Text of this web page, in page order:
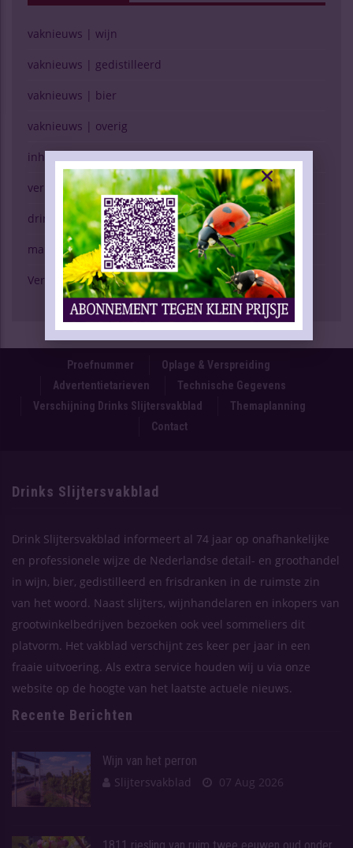
vaknieuws | wijn
vaknieuws | gedistilleerd
vaknieuws | bier
vaknieuws | overig
inhoud vakblad
verkopen (g)een kunst
drinken & gezondheid
marktspiegel
Verschijning Drinks Slijtersvakblad
Proefnummer
Oplage & Verspreiding
Advertentietarieven
Technische Gegevens
Verschijning Drinks Slijtersvakblad
Themaplanning
Contact
Drinks Slijtersvakblad
Drink Slijtersvakblad informeert al 74 jaar op onafhankelijke
en professionele wijze de Nederlandse detail- en groothandel
in wijn, bier, gedistilleerd en frisdranken in de ruimste zin
van het woord. Naast slijters, wijnhandelaren en inkopers van
grootwinkelbedrijven bezoeken ook veel sommeliers dit
platvorm. Het vakblad verschijnt zes keer per jaar in een
fraaie uitvoering. Als extra service houden wij u via onze
website op de hoogte van het laatste actuele nieuws.
Recente Berichten
Wijn van het perron
Slijtersvakblad
07 Aug 2026
1811 riesling van ruim twee eeuwen oud onder